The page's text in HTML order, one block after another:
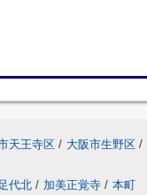
天王寺区 / 大阪市生野区 /
代北 / 加美正覚寺 / 本町